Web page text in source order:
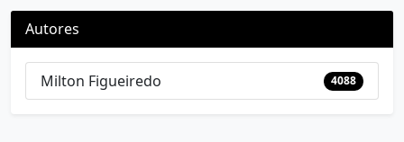
Autores
Milton Figueiredo 4088